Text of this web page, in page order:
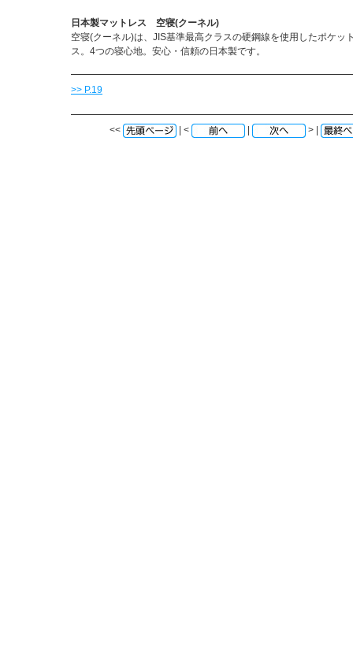
日本製マットレス 空寝(クーネル)
空寝(クーネル)は、JIS基準最高クラスの硬鋼線を使用したポケッ
ス。4つの寝心地。安心・信頼の日本製です。
>> P.19
<< | < > |